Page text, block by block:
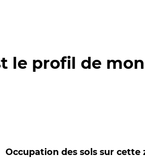
le profil de
Occupation des sols sur cette